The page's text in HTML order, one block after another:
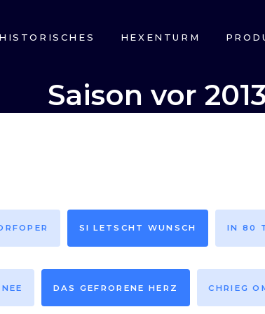
HISTORISCHES HEXENTURM
Saison vor 2013
SI LETSCHT WUNSCH IN 80
DAS GEFRORENE HERZ CHRIEG